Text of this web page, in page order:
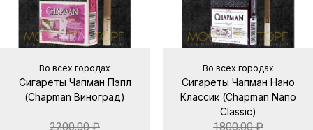
Во всех городах
Сигареты Чапман Пэпл
(Chapman Виноград)
2200,00₽
Во всех городах
Сигареты Чапман Нано
Классик (Chapman Nano
Classic)
1800,00₽